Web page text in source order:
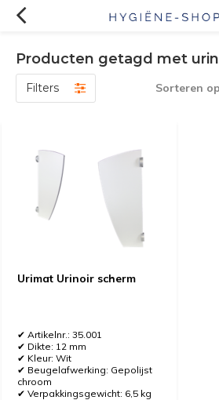
Producten getagd met
Filters Sorteren
Urimat Urinoir scherm
✔ Artikelnr.: 35.001
✔ Dikte: 12 mm
✔ Kleur: Wit
✔ Beugelafwerking: Gepolijst
chroom
✔ Verpakkingsgewicht: 6,5 kg